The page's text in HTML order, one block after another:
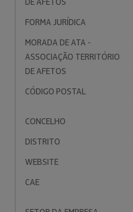
FORMA JURÍDICA
MORADA DE ATA -
ASSOCIAÇÃO TERRITÓRIO
DE AFETOS
CÓDIGO POSTAL
CONCELHO
DISTRITO
WEBSITE
CAE